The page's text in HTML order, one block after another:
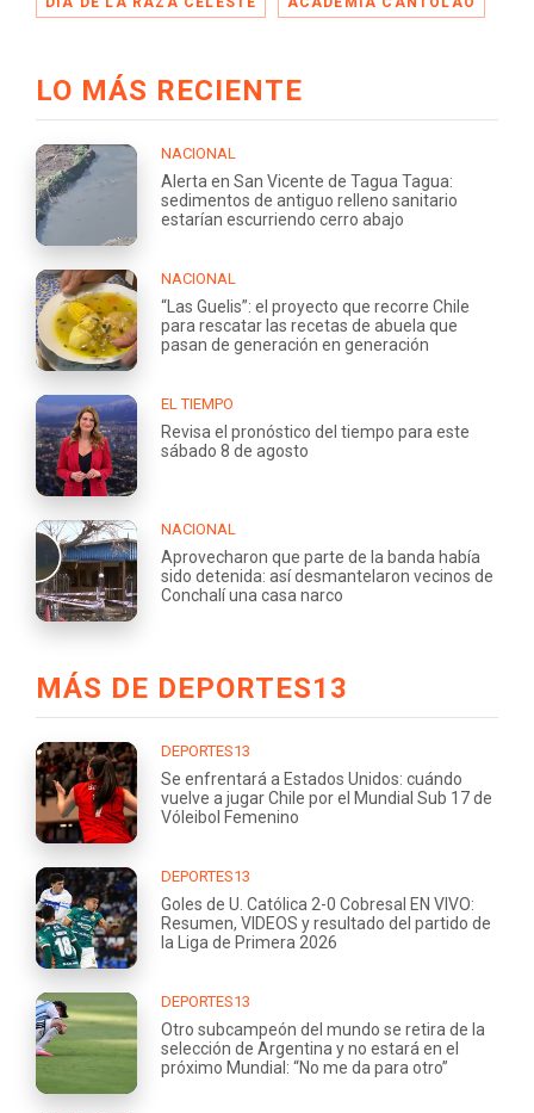
LO MÁS RECIENTE
NACIONAL
Alerta en San Vicente de Tagua Tagua:
sedimentos de antiguo relleno sanitario
estarían escurriendo cerro abajo
NACIONAL
“Las Guelis”: el proyecto que recorre Chile
para rescatar las recetas de abuela que
pasan de generación en generación
EL TIEMPO
Revisa el pronóstico del tiempo para este
sábado 8 de agosto
NACIONAL
Aprovecharon que parte de la banda había
sido detenida: así desmantelaron vecinos de
Conchalí una casa narco
MÁS DE DEPORTES13
DEPORTES13
Se enfrentará a Estados Unidos: cuándo
vuelve a jugar Chile por el Mundial Sub 17 de
Vóleibol Femenino
DEPORTES13
Goles de U. Católica 2-0 Cobresal EN VIVO:
Resumen, VIDEOS y resultado del partido de
la Liga de Primera 2026
DEPORTES13
Otro subcampeón del mundo se retira de la
selección de Argentina y no estará en el
próximo Mundial: “No me da para otro”